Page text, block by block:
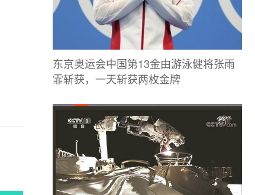
东京奥运会中国第13金由游泳健将张雨
霏斩获，一天斩获两枚金牌